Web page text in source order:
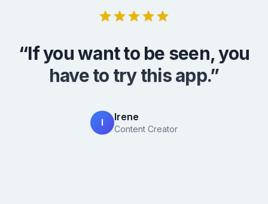
“Turn your knowledge into
professional posts with AI.
J Jane Doe
Marketing Expert